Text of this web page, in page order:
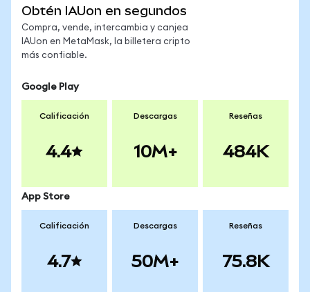
Obtén IAUon en segundos
Compra, vende, intercambia y canjea
IAUon en MetaMask, la billetera cripto
más confiable.
Google Play
Calificación
4.4
Descargas
10M+
Reseñas
484K
App Store
Calificación
4.7
Descargas
50M+
Reseñas
75.8K